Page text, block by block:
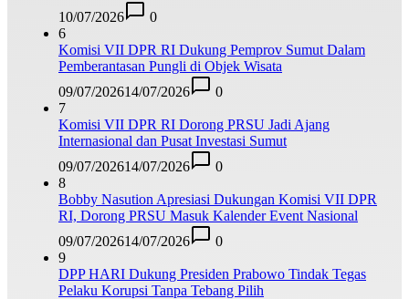
10/07/2026
0
6
Komisi VII DPR RI Dukung Pemprov Sumut Dalam
Pemberantasan Pungli di Objek Wisata
09/07/202614/07/2026
0
7
Komisi VII DPR RI Dorong PRSU Jadi Ajang
Internasional dan Pusat Investasi Sumut
09/07/202614/07/2026
0
8
Bobby Nasution Apresiasi Dukungan Komisi VII DPR
RI, Dorong PRSU Masuk Kalender Event Nasional
09/07/202614/07/2026
0
9
DPP HARI Dukung Presiden Prabowo Tindak Tegas
Pelaku Korupsi Tanpa Tebang Pilih